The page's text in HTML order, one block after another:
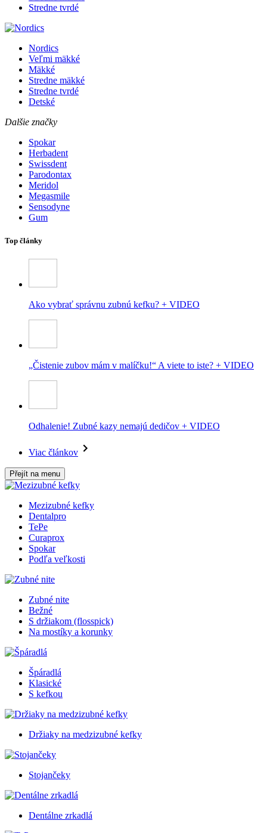
Stredne tvrdé
Nordics
Veľmi mäkké
Mäkké
Stredne mäkké
Stredne tvrdé
Detské
Dalšie značky
Spokar
Herbadent
Swissdent
Parodontax
Meridol
Megasmile
Sensodyne
Gum
Top články
Ako vybrať správnu zubnú kefku? + VIDEO
„Čistenie zubov mám v malíčku!“ A viete to iste? + VIDEO
Odhalenie! Zubné kazy nemajú dedičov + VIDEO
Viac článkov
Přejít na menu
Mezizubné kefky
Dentalpro
TePe
Curaprox
Spokar
Podľa veľkosti
Zubné nite
Bežné
S držiakom (flosspick)
Na mostíky a korunky
Špáradlá
Klasické
S kefkou
Držiaky na medzizubné kefky
Stojančeky
Dentálne zrkadlá